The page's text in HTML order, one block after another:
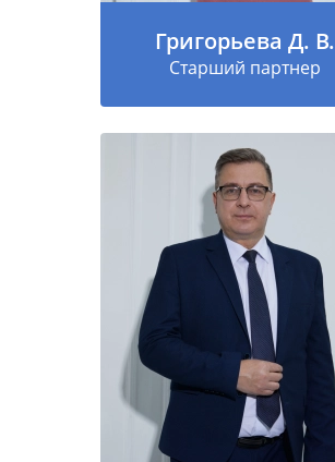
Григорьева Д. В.
Старший партнер